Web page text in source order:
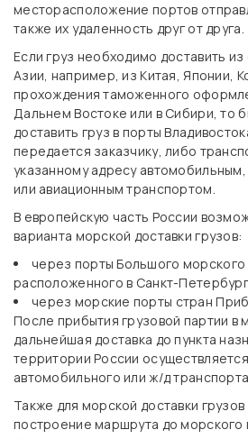
месторасположение портов
также их удаленность друг от друга.
Если груз необходимо доставить
Азии, например, из Китая, Японии,
прохождения таможенного
Дальнем Востоке или в Сибири, то
доставить груз в порты
передается заказчику, либо
указанному адресу
или авиационным транспортом.
В европейскую часть России
варианта морской доставки грузов:
через порты Большого морского
расположенного в Санкт-
через морские порты стран
После прибытия грузовой партии в
дальнейшая доставка до пункта
территории России
автомобильного или ж/д
Также для морской доставки
построение маршрута до морского